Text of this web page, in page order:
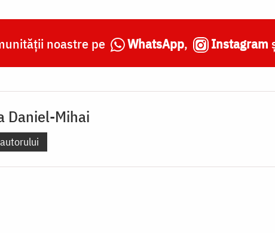
noastre pe WhatsApp, Instagram
Daniel-Mihai